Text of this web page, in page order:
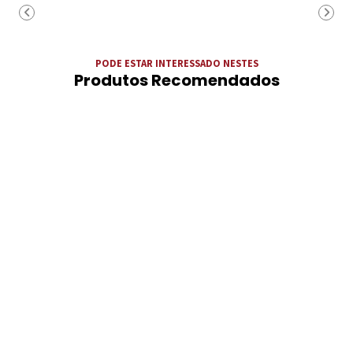
PODE ESTAR INTERESSADO NESTES
Produtos Recomendados